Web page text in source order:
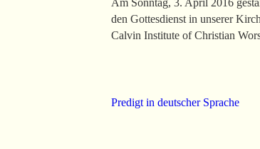
Am Sonntag, 3. April 2016
den Gottesdienst in unserer
Calvin Institute of Christian
Predigt in deutscher Sprache